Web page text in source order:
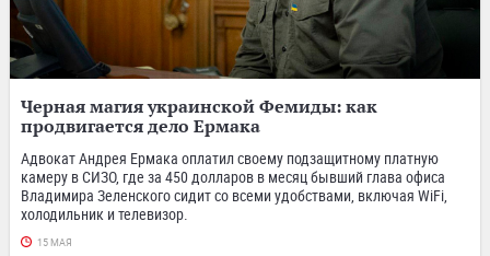
Черная магия украинской Фемиды: как
продвигается дело Ермака
Адвокат Андрея Ермака оплатил своему подзащитному платную
камеру в СИЗО, где за 450 долларов в месяц бывший глава офиса
Владимира Зеленского сидит со всеми удобствами, включая WiFi,
холодильник и телевизор.
15 МАЯ